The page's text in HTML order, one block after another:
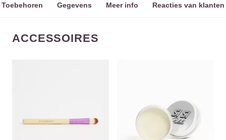
Toebehoren Gegevens Meer info Reacties van klanten
ACCESSOIRES